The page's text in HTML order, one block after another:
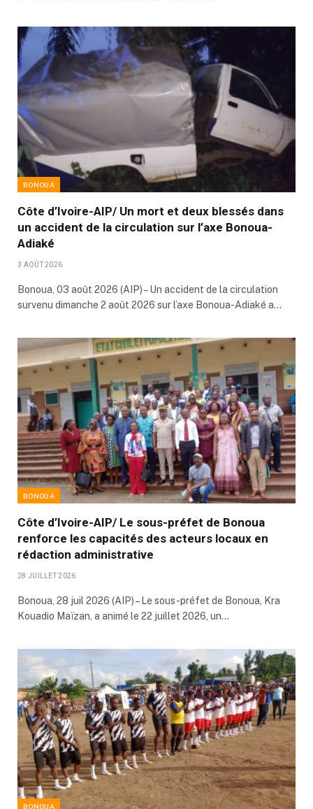
BONOUA
Côte d’Ivoire-AIP/ Un mort et deux blessés dans
un accident de la circulation sur l’axe Bonoua-
Adiaké
3 AOÛT 2026
Bonoua, 03 août 2026 (AIP) – Un accident de la circulation
survenu dimanche 2 août 2026 sur l’axe Bonoua-Adiaké a…
BONOUA
Côte d’Ivoire-AIP/ Le sous-préfet de Bonoua
renforce les capacités des acteurs locaux en
rédaction administrative
28 JUILLET 2026
Bonoua, 28 juil 2026 (AIP) – Le sous-préfet de Bonoua, Kra
Kouadio Maïzan, a animé le 22 juillet 2026, un…
BONOUA